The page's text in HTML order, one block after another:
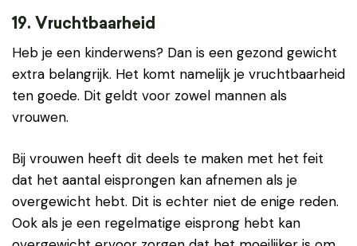
19. Vruchtbaarheid
Heb je een kinderwens? Dan is een gezond gewicht
extra belangrijk. Het komt namelijk je vruchtbaarheid
ten goede. Dit geldt voor zowel mannen als
vrouwen.
Bij vrouwen heeft dit deels te maken met het feit
dat het aantal eisprongen kan afnemen als je
overgewicht hebt. Dit is echter niet de enige reden.
Ook als je een regelmatige eisprong hebt kan